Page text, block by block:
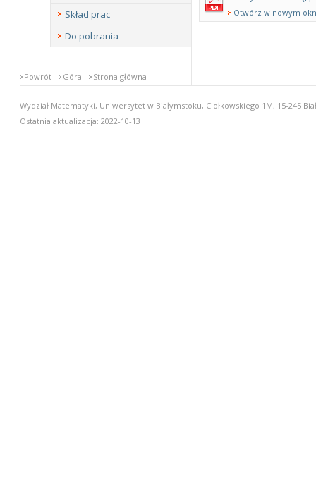
Otwórz w nowym
Skład prac
Do pobrania
Powrót Góra Strona główna
Wydział Matematyki, Uniwersytet w Białymstoku, Ciołkowskiego 1M, 15-245
Ostatnia aktualizacja: 2022-10-13